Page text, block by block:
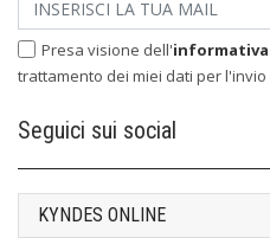
Presa visione dell'informativa
trattamento dei miei dati per
Seguici sui social
KYNDES ONLINE